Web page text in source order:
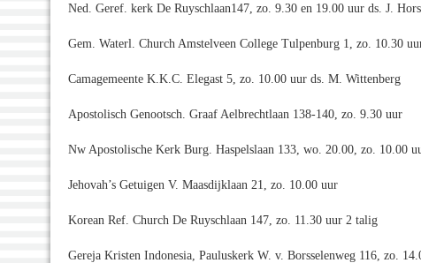
Ned. Geref. kerk De Ruyschlaan147, zo. 9.30 en 19.00 uur ds. J.
Gem. Waterl. Church Amstelveen College Tulpenburg 1, zo. 10.30
Camagemeente K.K.C. Elegast 5, zo. 10.00 uur ds. M. Wittenberg
Apostolisch Genootsch. Graaf Aelbrechtlaan 138-140, zo. 9.30 uur
Nw Apostolische Kerk Burg. Haspelslaan 133, wo. 20.00, zo. 10.00
Jehovah’s Getuigen V. Maasdijklaan 21, zo. 10.00 uur
Korean Ref. Church De Ruyschlaan 147, zo. 11.30 uur 2 talig
Gereja Kristen Indonesia, Pauluskerk W. v. Borsselenweg 116, zo.